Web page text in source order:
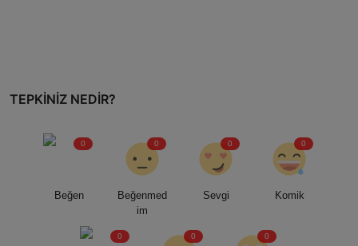
TEPKINIZ NEDIR?
Beğen
0
Beğenmed
im
0
Sevgi
0
Komik
0
0 0 0